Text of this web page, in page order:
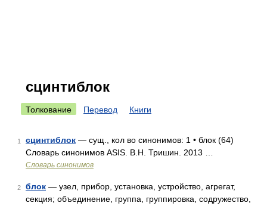
сцинтиблок
Толкование Перевод Книги
1 сцинтиблок — сущ., кол во синонимов: 1 • блок (64)
Словарь синонимов ASIS. В.Н. Тришин. 2013 …
Словарь синонимов
2 блок — узел, прибор, установка, устройство, агрегат,
секция; объединение, группа, группировка, содружество,